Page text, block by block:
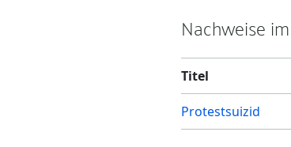
Nachweise im
Titel
Protestsuizid